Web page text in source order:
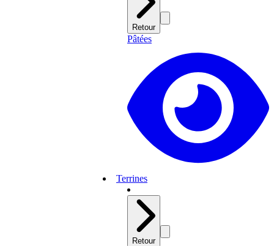
Retour
Pâtées
Terrines
Retour